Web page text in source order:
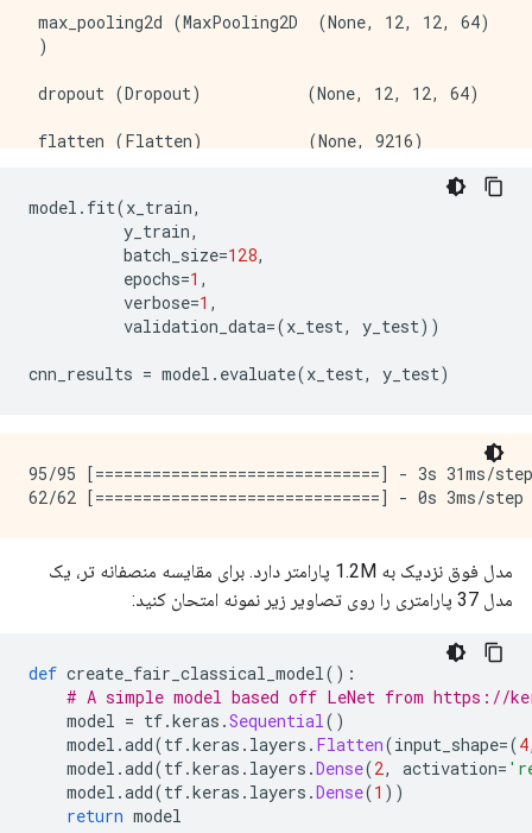
max_pooling2d (MaxPooling2D  (None, 12,
dropout (Dropout)           (None, 12, 12,
flatten (Flatten)           (None, 9216)
dense (Dense)               (None, 128)
dropout_1 (Dropout)         (None, 128)
dense_1 (Dense)             (None, 1)
Trainable params: 1,198,721
model . fit(x_train,
y_train,
batch_size=128,
epochs=1 ,
verbose=1 ,
validation_data=(x_test, y_test))
cnn_results = model . evaluate(x_test, y_test)
95/95 [==============================] - 3s
مدل فوق نزدیک به 1.2M پارامتر دارد. برای مقایسه منصفانه تر، یک
مدل 37 پارامتری را روی تصاویر زیر نمونه امتحان کنید:
def create_fair_classical_model():
# A simple model based off LeNet from https://
model = tf.keras .Sequential()
model .add(tf.keras . layers . Flatten(input_shape=(4
model .add(tf.keras . layers .Dense(2, activation=
model .add(tf.keras . layers .Dense(1 ))
return model